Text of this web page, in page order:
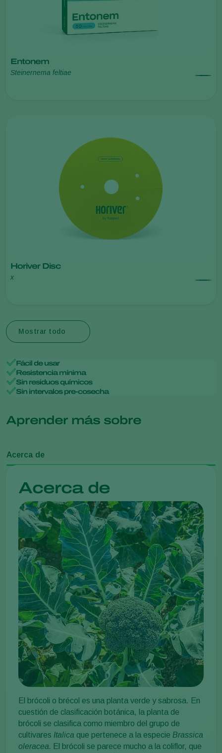
Entonem
Steinernema feltiae
Horiver Disc
x
Mostrar todo
Fácil de usar
Resistencia mínima
Sin residuos químicos
Sin intervalos pre-cosecha
Aprender más sobre
Acerca de
Acerca de
El brócoli o brécol es una planta verde y sabrosa. En
cuestión de clasificación botánica, la planta de
brócoli se clasifica como miembro del grupo de
cultivares Italica que pertenece a la especie Brassica
oleracea. El brócoli se parece mucho a la coliflor, que